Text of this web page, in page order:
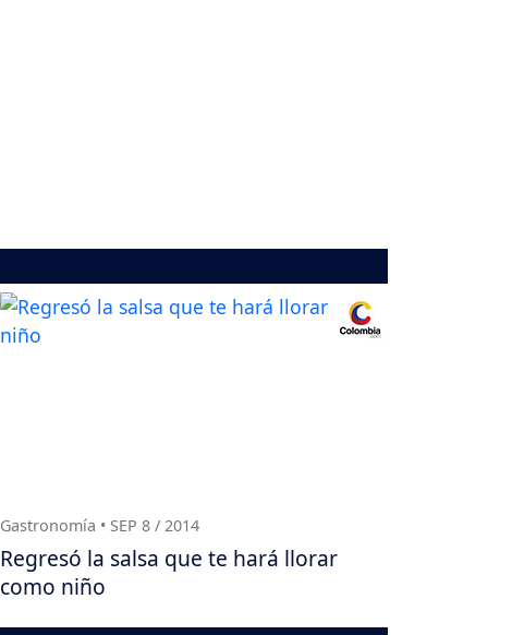
Gastronomía • SEP 8 / 2014
Regresó la salsa que te hará llorar
como niño